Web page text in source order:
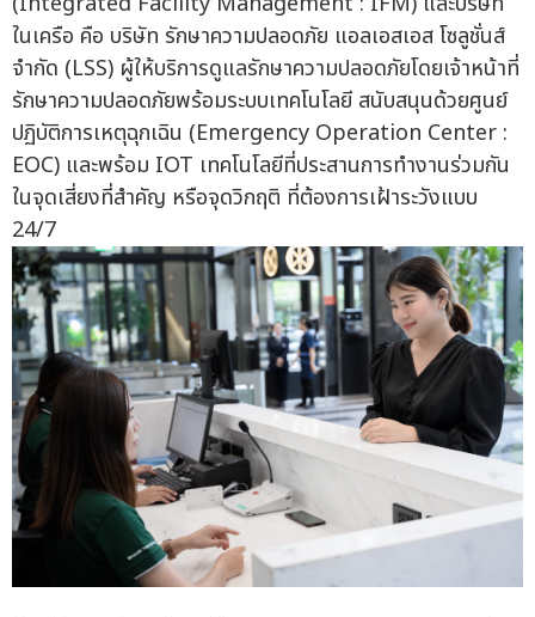
ในเครือ คือ บริษัท รักษาความปลอดภัย แอลเอสเอส โซลูชั่นส์
จำกัด (LSS) ผู้ให้บริการดูแลรักษาความปลอดภัยโดยเจ้าหน้าที่
รักษาความปลอดภัยพร้อมระบบเทคโนโลยี สนับสนุนด้วยศูนย์
ปฏิบัติการเหตุฉุกเฉิน (Emergency Operation Center :
EOC) และพร้อม IOT เทคโนโลยีที่ประสานการทำงานร่วมกัน
ในจุดเสี่ยงที่สำคัญ หรือจุดวิกฤติ ที่ต้องการเฝ้าระวังแบบ
24/7